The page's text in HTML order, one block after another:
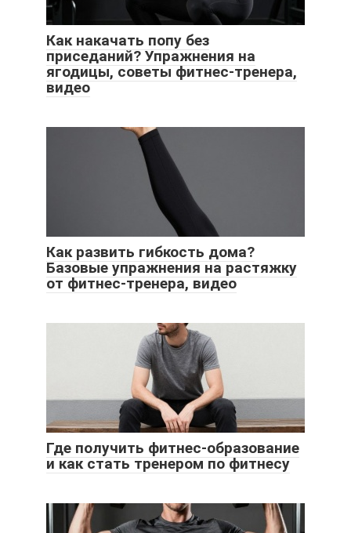
Как накачать попу без
приседаний? Упражнения на
ягодицы, советы фитнес-тренера,
видео
Как развить гибкость дома?
Базовые упражнения на растяжку
от фитнес-тренера, видео
Где получить фитнес-образование
и как стать тренером по фитнесу